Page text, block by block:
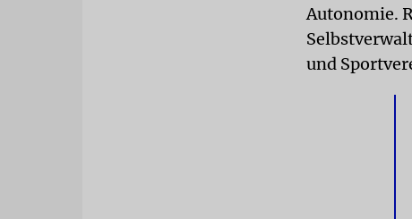
Autonomie.
und